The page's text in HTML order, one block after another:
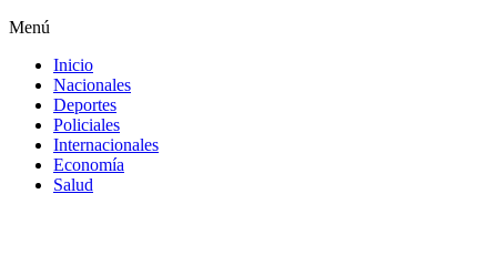
Menú
Inicio
Nacionales
Deportes
Policiales
Internacionales
Economía
Salud